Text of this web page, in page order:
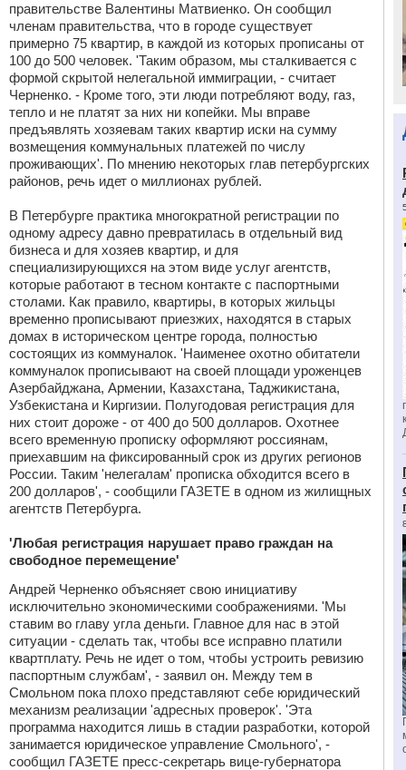
правительстве Валентины Матвиенко. Он сообщил
членам правительства, что в городе существует
примерно 75 квартир, в каждой из которых прописаны от
100 до 500 человек. 'Таким образом, мы сталкивается с
формой скрытой нелегальной иммиграции, - считает
Черненко. - Кроме того, эти люди потребляют воду, газ,
тепло и не платят за них ни копейки. Мы вправе
предъявлять хозяевам таких квартир иски на сумму
возмещения коммунальных платежей по числу
проживающих'. По мнению некоторых глав петербургских
районов, речь идет о миллионах рублей.
В Петербурге практика многократной регистрации по
одному адресу давно превратилась в отдельный вид
бизнеса и для хозяев квартир, и для
специализирующихся на этом виде услуг агентств,
которые работают в тесном контакте с паспортными
столами. Как правило, квартиры, в которых жильцы
временно прописывают приезжих, находятся в старых
домах в историческом центре города, полностью
состоящих из коммуналок. 'Наименее охотно обитатели
коммуналок прописывают на своей площади уроженцев
Азербайджана, Армении, Казахстана, Таджикистана,
Узбекистана и Киргизии. Полугодовая регистрация для
них стоит дороже - от 400 до 500 долларов. Охотнее
всего временную прописку оформляют россиянам,
приехавшим на фиксированный cрок из других регионов
России. Таким 'нелегалам' прописка обходится всего в
200 долларов', - сообщили ГАЗЕТЕ в одном из жилищных
агентств Петербурга.
'Любая регистрация нарушает право граждан на
свободное перемещение'
Андрей Черненко объясняет свою инициативу
исключительно экономическими соображениями. 'Мы
ставим во главу угла деньги. Главное для нас в этой
ситуации - сделать так, чтобы все исправно платили
квартплату. Речь не идет о том, чтобы устроить ревизию
паспортным службам', - заявил он. Между тем в
Смольном пока плохо представляют себе юридический
механизм реализации 'адресных проверок'. 'Эта
программа находится лишь в стадии разработки, которой
занимается юридическое управление Смольного', -
сообщил ГАЗЕТЕ пресс-секретарь вице-губернатора